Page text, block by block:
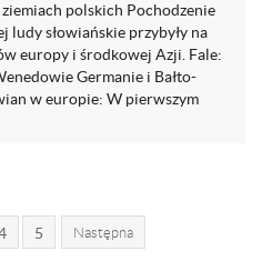
polskich Pochodzenie
ludy słowiańskie przybyły na
europy i środkowej Azji. Fale:
Germanie i Bałto-
w europie: W pierwszym
5 Następna